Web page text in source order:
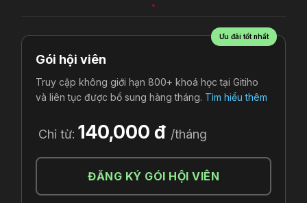
Ưu đãi tốt nhất
Gói hội viên
Truy cập không giới hạn 800+ khoá học tại Gitiho
và liên tục được bổ sung hàng tháng. Tìm hiểu thêm
Chỉ từ: 140,000 đ /tháng
ĐĂNG KÝ GÓI HỘI VIÊN